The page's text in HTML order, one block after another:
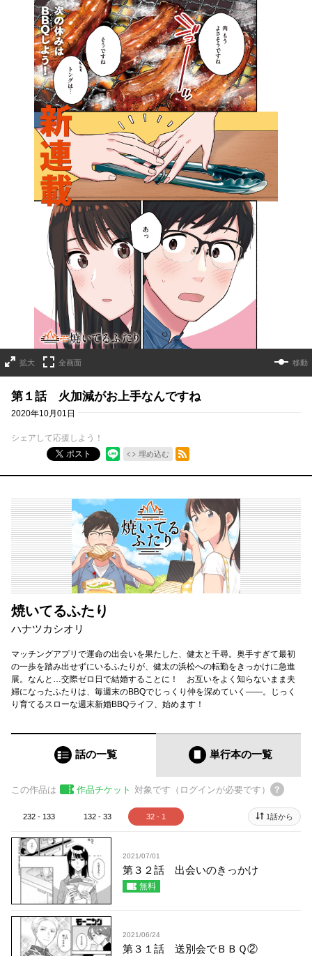
拡大 全画面 移動
第１話 火加減がお上手なんですね
2020年10月01日
シェアして応援しよう！
ポスト
埋め込む
RSSフィード
焼いてるふたり
ハナツカシオリ
マッチングアプリで運命の出会いを果たした、健太と千尋。奥手すぎて最初
の一歩を踏み出せずにいるふたりが、健太の浜松への転勤をきっかけに急進
展。なんと…交際ゼロ日で結婚することに！ お互いをよく知らないまま夫
婦になったふたりは、毎週末のBBQでじっくり仲を深めていく――。じっく
り育てるスローな週末新婚BBQライフ、始めます！
話の一覧 単行本の一覧
この作品は 作品チケット 対象です（ログインが必要です）
232 - 133 132 - 33 32 - 1 1話から
2021/07/01
第３２話 出会いのきっかけ
無料
2021/06/24
第３１話 送別会でＢＢＱ②